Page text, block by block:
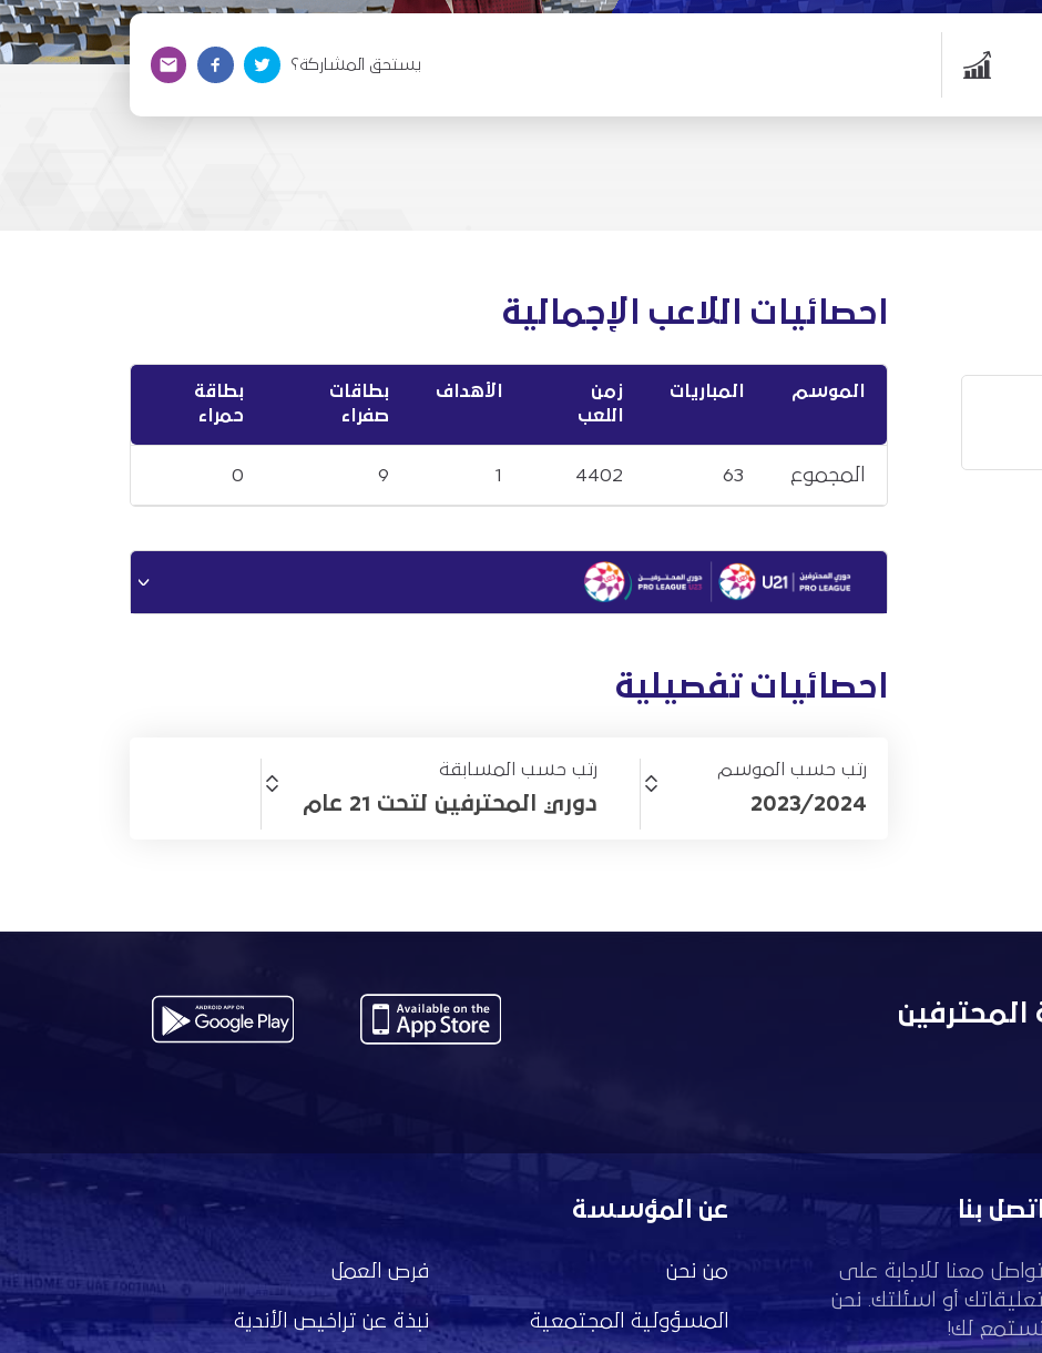
يستحق المشاركة؟
احصائيات اللاعب الإجمالية
الموسم المباريات
زمن
اللعب
الأهداف
بطاقات
صفراء
بطاقة
حمراء
المجموع 63
4402
1
9
0
احصائيات تفصيلية
رتب حسب الموسم
2023/2024
رتب حسب المسابقة
دوري المحترفين لتحت 21 عام
المحترفين
بنا
معنا للاجابة على
أو اسئلتك. نحن
نستمع لك!
عن المؤسسة
من نحن فرص العمل
المسؤولية المجتمعية نبذة عن تراخيص الأندية